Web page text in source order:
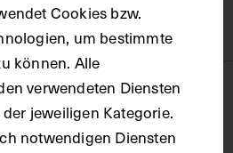
Cookies bzw.
um bestimmte
können. Alle
verwendeten Diensten
jeweiligen Kategorie.
notwendigen Diensten